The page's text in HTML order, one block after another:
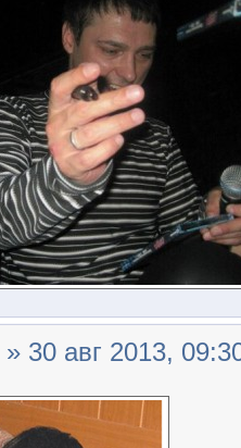
» 30 авг 2013,